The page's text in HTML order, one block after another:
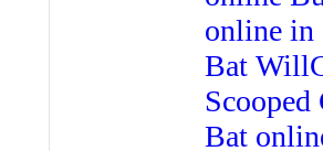
online in
Bat
Bat